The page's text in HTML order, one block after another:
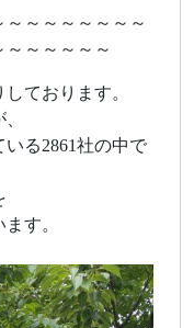
～～～～～～～
～～～～～
ております。
いる2861社の中で
す。